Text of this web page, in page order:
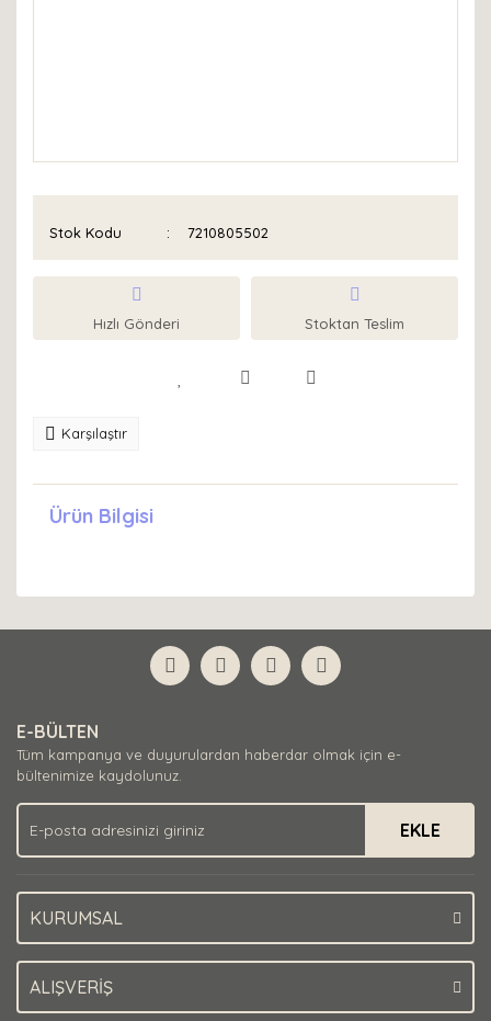
Stok Kodu 7210805502
Hızlı Gönderi Stoktan Teslim
Karşılaştır
Ürün Bilgisi
E-BÜLTEN
Tüm kampanya ve duyurulardan haberdar olmak için e-
bültenimize kaydolunuz.
EKLE
KURUMSAL
ALIŞVERİŞ